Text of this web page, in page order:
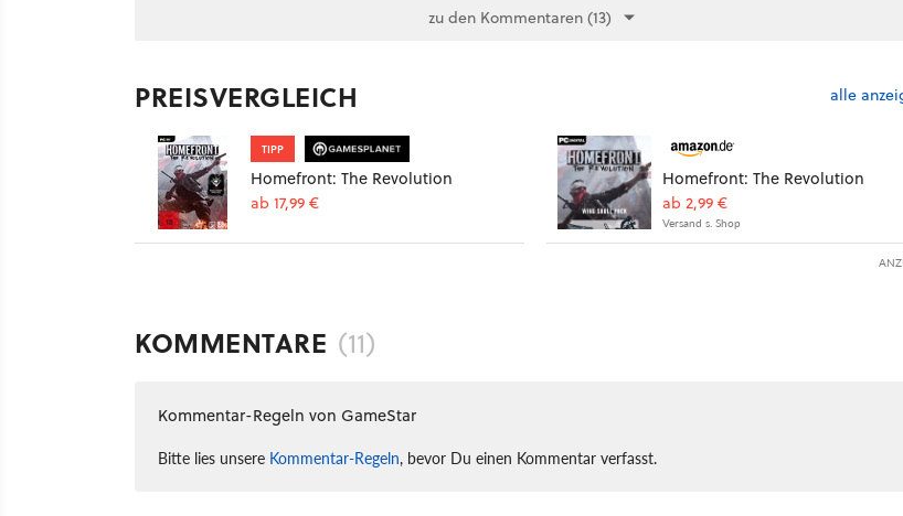
zu den Kommentaren (13)
PREISVERGLEICH alle
TIPP
Homefront: The Revolution
ab 17,99 €
Homefront: The Revolution
ab 2,99 €
Versand s. Shop
KOMMENTARE (11)
Kommentar-Regeln von GameStar
Bitte lies unsere Kommentar-Regeln, bevor Du einen Kommentar verfasst.